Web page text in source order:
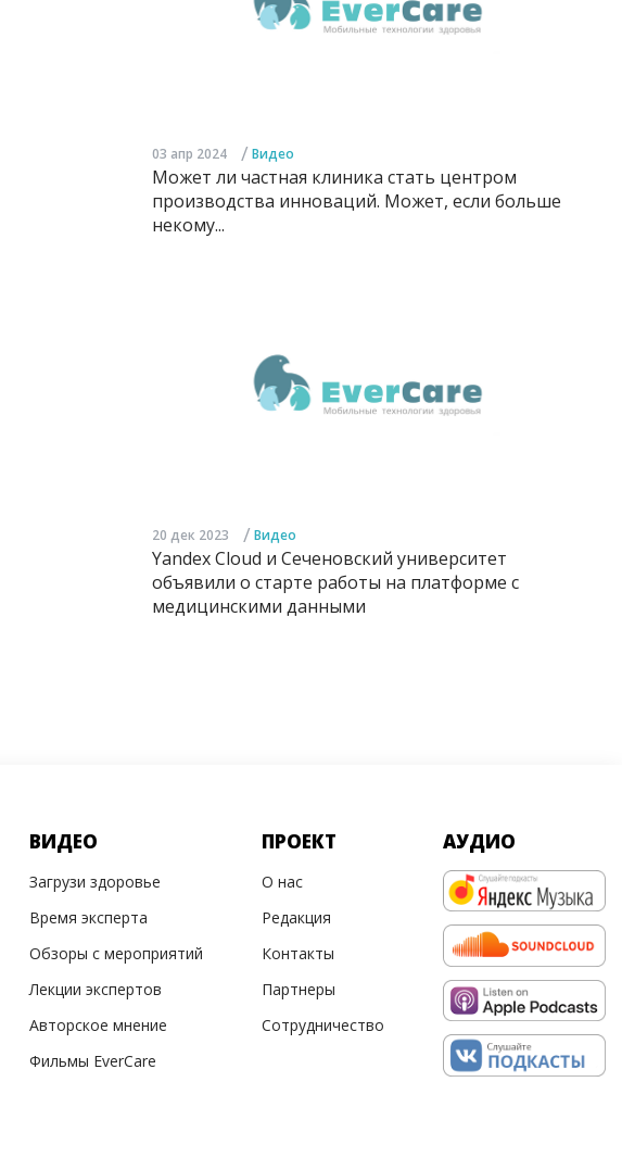
03 апр 2024 / Видео
Может ли частная клиника стать центром
производства инноваций. Может, если больше
некому...
20 дек 2023 / Видео
Yandex Cloud и Сеченовский университет
объявили о старте работы на платформе с
медицинскими данными
ВИДЕО
Загрузи здоровье
Время эксперта
Обзоры с мероприятий
Лекции экспертов
Авторское мнение
Фильмы EverCare
ПРОЕКТ
О нас
Редакция
Контакты
Партнеры
Сотрудничество
АУДИО